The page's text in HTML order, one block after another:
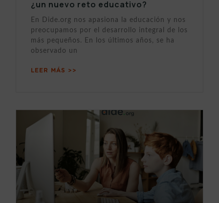
¿un nuevo reto educativo?
En Dide.org nos apasiona la educación y nos
preocupamos por el desarrollo integral de los
más pequeños. En los últimos años, se ha
observado un
LEER MÁS >>